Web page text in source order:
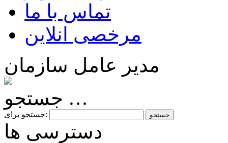
تماس با ما
مرخصی انلاین
مدیر عامل سازمان
جستجو …
جستجو برای:
دسترسی ها